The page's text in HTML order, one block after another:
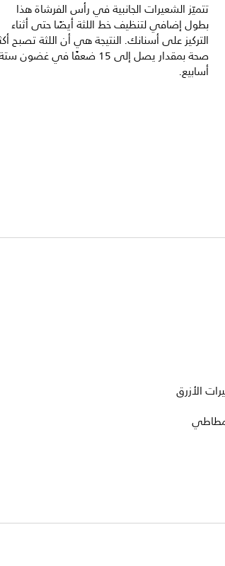
تتميّز الشعيرات الجانبية في رأس الفرشاة هذا
بطول إضافي لتنظيف خط اللثة أيضًا حتى أثناء
التركيز على أسنانك. النتيجة هي أن اللثة تصبح
صحة بمقدار يصل إلى 15 ضعفًا في غضون
أسابيع.
الأزرق